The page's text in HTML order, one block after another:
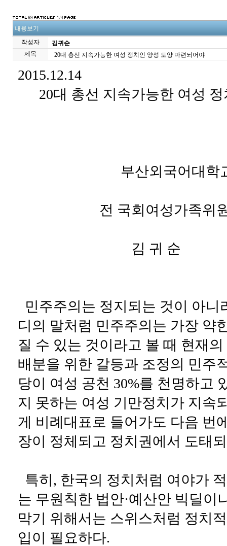
69 1/4
내용보기
작성자
김귀순
제목
20대 총선 지속가능한 여성 정치인 양성 토양 마련되어야
2015.12.14
20대 총선 지속가능한 여성 정
부산외국어대학교
전 국회여성가족위원회
김 귀 순
민주주의는 정지되는 것이 아
디의 말처럼 민주주의는 가장 약
질 수 있는 것이라고 볼 때 현재
배분을 위한 갈등과 조정의 민주
당이 여성 공천 30%를 천명하고
지 못하는 여성 기만정치가 지속
게 비례대표로 들어가도 다음 번
장이 정체되고 정치권에서 도태
특히, 한국의 정치처럼 여야가
는 무원칙한 법안·예산안 빅딜
막기 위해서는 스위스처럼 정치
입이 필요하다.